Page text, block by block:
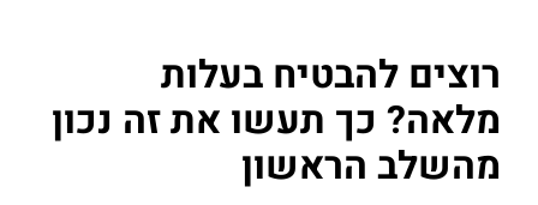
רוצים להבטיח בעלות
מלאה? כך תעשו את זה נכון
מהשלב הראשון